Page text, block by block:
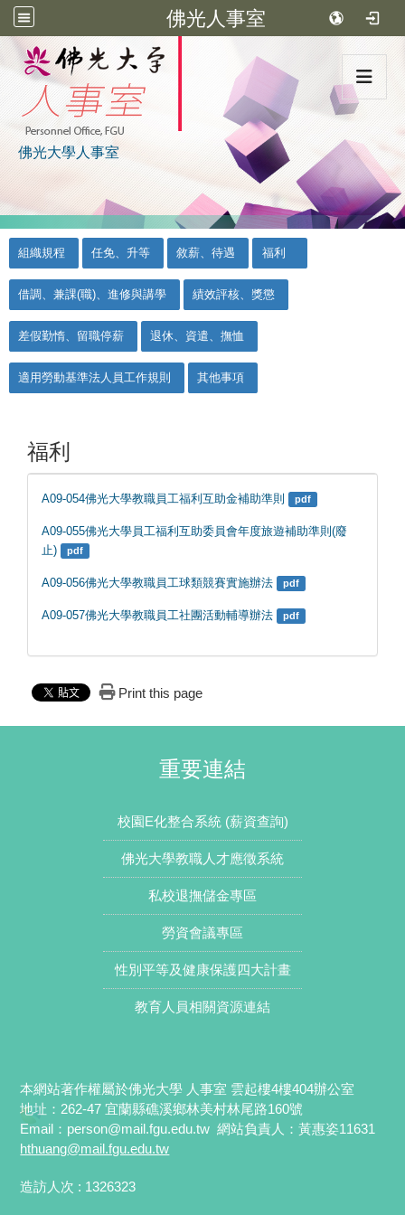
佛光人事室
:::
佛光大學人事室
組織規程 任免、升等 敘薪、待遇 福利
借調、兼課(職)、進修與講學 績效評核、獎懲
差假勤惰、留職停薪 退休、資遣、撫恤
適用勞動基準法人員工作規則 其他事項
福利
A09-054佛光大學教職員工福利互助金補助準則 pdf
A09-055佛光大學員工福利互助委員會年度旅遊補助準則(廢
止)
pdf
A09-056佛光大學教職員工球類競賽實施辦法 pdf
A09-057佛光大學教職員工社團活動輔導辦法 pdf
Print this page
重要連結
校園E化整合系統 (薪資查詢)
佛光大學教職人才應徵系統
私校退撫儲金專區
勞資會議專區
性別平等及健康保護四大計畫
教育人員相關資源連結
本網站著作權屬於佛光大學 人事室 雲起樓4樓404辦公室
地址：262-47 宜蘭縣礁溪鄉林美村林尾路160號
Email： person@mail.fgu.edu.tw 網站負責人：黃惠姿11631
hthuang@mail.fgu.edu.tw
造訪人次 : 1326323